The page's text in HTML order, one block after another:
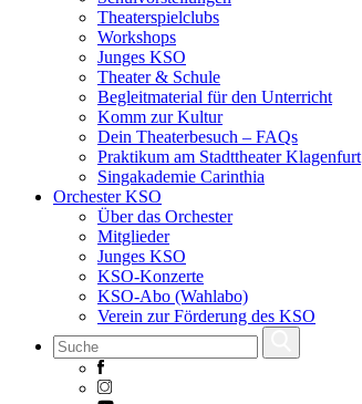
Theaterspielclubs
Workshops
Junges KSO
Theater & Schule
Begleitmaterial für den Unterricht
Komm zur Kultur
Dein Theaterbesuch – FAQs
Praktikum am Stadttheater Klagenfurt
Singakademie Carinthia
Orchester KSO
Über das Orchester
Mitglieder
Junges KSO
KSO-Konzerte
KSO-Abo (Wahlabo)
Verein zur Förderung des KSO